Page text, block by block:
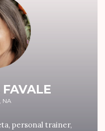
NA
personal trainer,